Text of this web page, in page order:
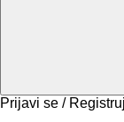
Prijavi se /